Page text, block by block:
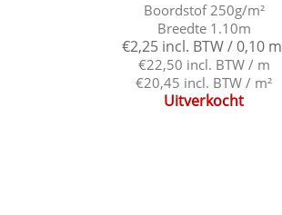
Boordstof 250g/m²
Breedte 1.10m
€2,25 incl. BTW / 0,10 m
€22,50 incl. BTW / m
€20,45 incl. BTW / m²
Uitverkocht